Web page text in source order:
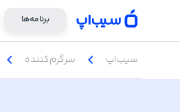
برنامه‌ها
سیب‌اپ chevron_left سرگرم‌کننده chevron_left